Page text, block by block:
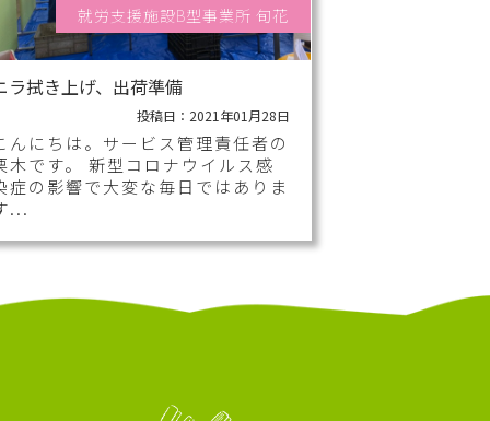
就労支援施設B型事業所 旬花
ラ拭き上げ、出荷準備
投稿日：2021年01月28日
んにちは。サービス管理責任者の
木です。 新型コロナウイルス感
症の影響で大変な毎日ではありま
...